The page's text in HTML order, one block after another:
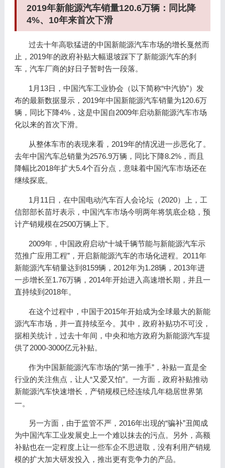
2019年新能源汽车销量120.6万辆：同比降
4%、10年来首次下滑
过去十年高歌猛进的中国新能源汽车市场的增长戛然而
止，2019年的政府补贴大幅退坡踩下了新能源汽车的刹
车，汽车厂商的好日子暂时告一段落。
1月13日，中国汽车工业协会（以下简称“中汽协”）发
布的最新数据显示，2019年中国新能源汽车销量为120.6万
辆，同比下降4%，这是中国自2009年启动新能源汽车市场
化以来的首次下滑。
从整体车市的表现来看，2019年的情况进一步恶化了。
去年中国汽车总销量为2576.9万辆，同比下降8.2%，而且
降幅比2018年扩大5.4个百分点，意味着中国汽车市场还在
继续探底。
1月11日，在中国电动汽车百人会论坛（2020）上，工
信部部长苗圩表示，中国汽车市场今明两年将筑底企稳，预
计产销规模在2500万辆上下。
2009年，中国政府启动“十城千辆节能与新能源汽车示
范推广应用工程”，开启新能源汽车的市场化进程。2011年
新能源汽车销量达到8159辆，2012年为1.28辆，2013年进
一步增长至1.76万辆，2014年开始进入高速增长期，并且一
直持续到2018年。
在这个过程中，中国于2015年开始成为全球最大的新能
源汽车市场，并一直持续至今。其中，政府补贴功不可没，
据相关统计，过去十年间，中央和地方政府为新能源汽车提
供了2000-3000亿元补贴。
作为中国新能源汽车市场的“第一推手”，补贴一直是全
行业的关注焦点，让人“又爱又怕”。一方面，政府补贴推动
新能源汽车快速增长，产销规模已经连续几年稳居世界第
一。
另一方面，由于监管不严，2016年出现的“骗补”丑闻成
为中国汽车工业发展史上一个难以抹去的污点。另外，高额
补贴也在一定程度上让一些车企不思进取，没有利用产销规
模的扩大加大研发投入，推出更有竞争力的产品。